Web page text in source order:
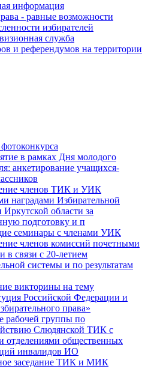
информация
- равные возможности
избирателей
служба
и референдумов на территории
в рамках Дня молодого
анкетирование учащихся-
членов ТИК и УИК
наградами Избирательной
Иркутской области за
подготовку и п
семинары с членами УИК
членов комиссий почетными
в связи с 20-летием
системы и по результатам
викторины на тему
Российской Федерации и
права»
рабочей группы по
Слюдянской ТИК с
отделениями общественных
инвалидов ИО
заседание ТИК и МИК